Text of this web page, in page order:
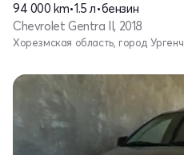
94 000 km•1.5 л•бензин
Chevrolet Gentra II, 2018
Хорезмская область, город Ургенч